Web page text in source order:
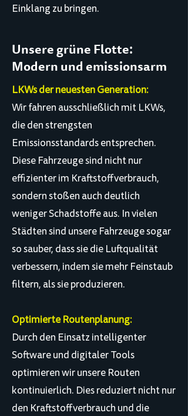
Einklang zu bringen.
Unsere grüne Flotte:
Modern und emissionsarm
LKWs der neuesten Generation:
Wir fahren ausschließlich mit LKWs,
die den strengsten
Emissionsstandards entsprechen.
Diese Fahrzeuge sind nicht nur
effizienter im Kraftstoffverbrauch,
sondern stoßen auch deutlich
weniger Schadstoffe aus. In vielen
Städten sind unsere Fahrzeuge sogar
so sauber, dass sie die Luftqualität
verbessern, indem sie mehr Feinstaub
filtern, als sie produzieren.
Optimierte Routenplanung:
Durch den Einsatz intelligenter
Software und digitaler Tools
optimieren wir unsere Routen
kontinuierlich. Dies reduziert nicht nur
den Kraftstoffverbrauch und die